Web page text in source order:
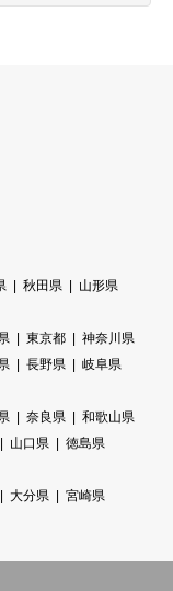
秋田県
山形県
東京都
神奈川県
長野県
岐阜県
奈良県
和歌山県
山口県
徳島県
大分県
宮崎県